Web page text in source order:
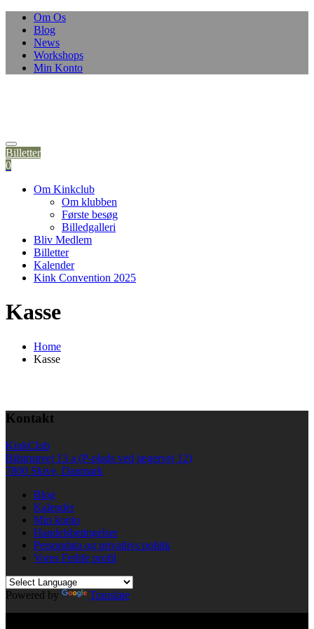
Skip
content
Om Os
Blog
News
Workshops
Min Konto
Billetter
0
Om Kinkclub
Om klubben
Første besøg
Billedgalleri
Bliv Medlem
Billetter
Kalender
Kink Convention 2025
Kasse
Home
Kasse
Kontakt
KinkClub
Bilstrupvej 13 a (P-plads ved jægervej 12)
7800 Skive, Danmark
Blog
Kalender
Min konto
Handelsbetingelser
Persondata og privatlivs politik
Vores Fetlife profil
Powered by
Translate